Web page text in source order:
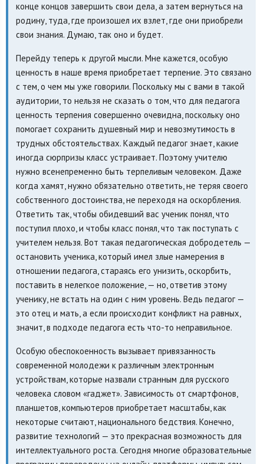
конце концов завершить свои дела, а затем вернуться на
родину, туда, где произошел их взлет, где они приобрели
свои знания. Думаю, так оно и будет.
Перейду теперь к другой мысли. Мне кажется, особую
ценность в наше время приобретает терпение. Это связано
с тем, о чем мы уже говорили. Поскольку мы с вами в такой
аудитории, то нельзя не сказать о том, что для педагога
ценность терпения совершенно очевидна, поскольку оно
помогает сохранить душевный мир и невозмутимость в
трудных обстоятельствах. Каждый педагог знает, какие
иногда сюрпризы класс устраивает. Поэтому учителю
нужно всенепременно быть терпеливым человеком. Даже
когда хамят, нужно обязательно ответить, не теряя своего
собственного достоинства, не переходя на оскорбления.
Ответить так, чтобы обидевший вас ученик понял, что
поступил плохо, и чтобы класс понял, что так поступать с
учителем нельзя. Вот такая педагогическая добродетель —
остановить ученика, который имел злые намерения в
отношении педагога, стараясь его унизить, оскорбить,
поставить в нелегкое положение, — но, ответив этому
ученику, не встать на один с ним уровень. Ведь педагог —
это отец и мать, а если происходит конфликт на равных,
значит, в подходе педагога есть что-то неправильное.
Особую обеспокоенность вызывает привязанность
современной молодежи к различным электронным
устройствам, которые назвали странным для русского
человека словом «гаджет». Зависимость от смартфонов,
планшетов, компьютеров приобретает масштабы, как
некоторые считают, национального бедствия. Конечно,
развитие технологий — это прекрасная возможность для
интеллектуального роста. Сегодня многие образовательные